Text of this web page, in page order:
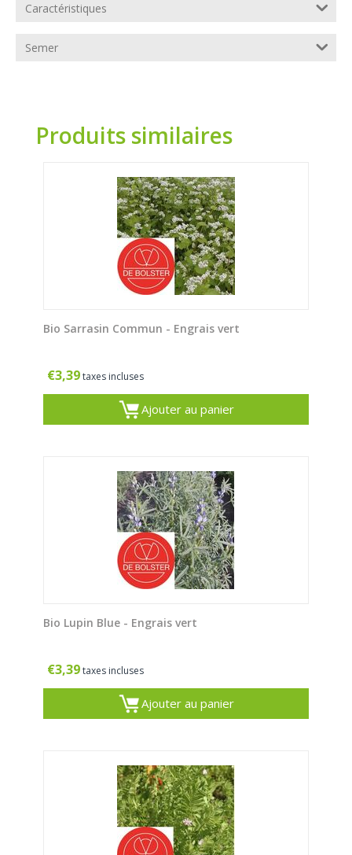
Caractéristiques
Semer
Produits similaires
Bio Sarrasin Commun - Engrais vert
€3,39taxes incluses
Ajouter au panier
Bio Lupin Blue - Engrais vert
€3,39taxes incluses
Ajouter au panier